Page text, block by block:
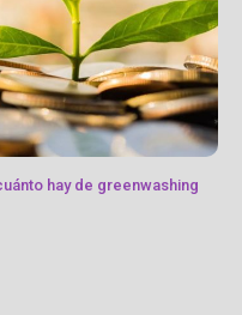
hay de greenwashing